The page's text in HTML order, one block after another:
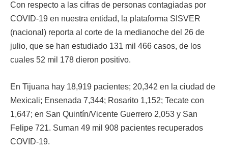
Con respecto a las cifras de personas contagiadas por
COVID-19 en nuestra entidad, la plataforma SISVER
(nacional) reporta al corte de la medianoche del 26 de
julio, que se han estudiado 131 mil 466 casos, de los
cuales 52 mil 178 dieron positivo.
En Tijuana hay 18,919 pacientes; 20,342 en la ciudad de
Mexicali; Ensenada 7,344; Rosarito 1,152; Tecate con
1,647; en San Quintín/Vicente Guerrero 2,053 y San
Felipe 721. Suman 49 mil 908 pacientes recuperados
COVID-19.